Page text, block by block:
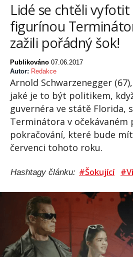
Lidé se chtěli vyfotit
figurínou
zažili pořádný šok!
Publikováno 07.06.2017
Autor: Redakce
Arnold Schwarzenegger
jaké je to být politikem,
guvernéra ve státě Florida,
Terminátora v očekávaném
pokračování, které bude
červenci tohoto roku.
Hashtagy článku: #Šokující